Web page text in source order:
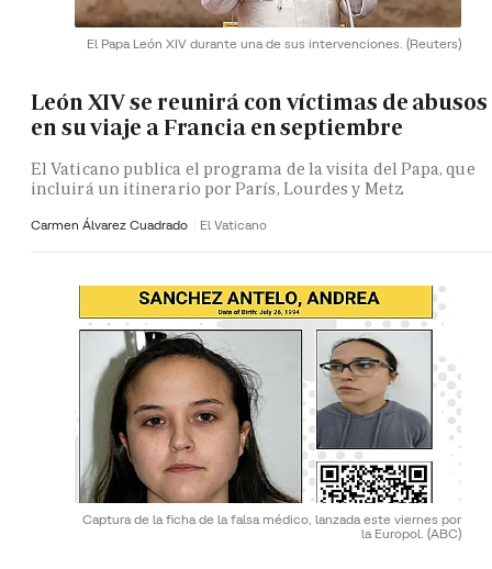
El Papa León XIV durante una de sus intervenciones. (Reuters)
León XIV se reunirá con víctimas de abusos
en su viaje a Francia en septiembre
El Vaticano publica el programa de la visita del Papa, que
incluirá un itinerario por París, Lourdes y Metz
Carmen Álvarez Cuadrado El Vaticano
Captura de la ficha de la falsa médico, lanzada este viernes por
la Europol. (ABC)